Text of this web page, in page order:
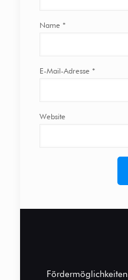
Name *
E-Mail-Adresse *
Website
Fördermöglichkeiten